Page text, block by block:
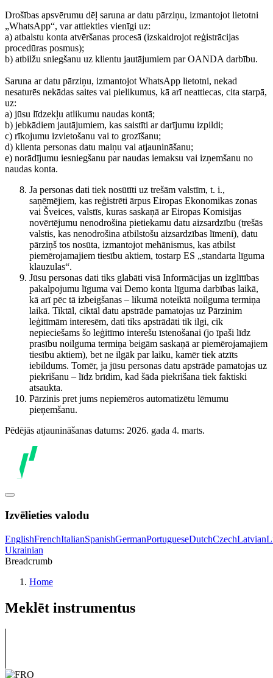
Drošības apsvērumu dēļ saruna ar datu pārziņu, izmantojot lietotni
„WhatsApp“, var attiekties vienīgi uz:
a) atbalstu konta atvēršanas procesā (izskaidrojot reģistrācijas
procedūras posmus);
b) atbilžu sniegšanu uz klientu jautājumiem par OANDA darbību.
Saruna ar datu pārziņu, izmantojot WhatsApp lietotni, nekad
nesaturēs nekādas saites vai pielikumus, kā arī neattiecas, cita starpā,
uz:
a) jūsu līdzekļu atlikumu naudas kontā;
b) jebkādiem jautājumiem, kas saistīti ar darījumu izpildi;
c) rīkojumu izvietošanu vai to grozīšanu;
d) klienta personas datu maiņu vai atjaunināšanu;
e) norādījumu iesniegšanu par naudas iemaksu vai izņemšanu no
naudas konta.
Ja personas dati tiek nosūtīti uz trešām valstīm, t. i.,
saņēmējiem, kas reģistrēti ārpus Eiropas Ekonomikas zonas
vai Šveices, valstīs, kuras saskaņā ar Eiropas Komisijas
novērtējumu nenodrošina pietiekamu datu aizsardzību (trešās
valstis, kas nenodrošina atbilstošu aizsardzības līmeni), datu
pārziņš tos nosūta, izmantojot mehānismus, kas atbilst
piemērojamajiem tiesību aktiem, tostarp ES „standarta līguma
klauzulas“.
Jūsu personas dati tiks glabāti visā Informācijas un izglītības
pakalpojumu līguma vai Demo konta līguma darbības laikā,
kā arī pēc tā izbeigšanas – likumā noteiktā noilguma termiņa
laikā. Tiktāl, ciktāl datu apstrāde pamatojas uz Pārzinim
leģitīmām interesēm, dati tiks apstrādāti tik ilgi, cik
nepieciešams šo leģitīmo interešu īstenošanai (jo īpaši līdz
prasību noilguma termiņa beigām saskaņā ar piemērojamajiem
tiesību aktiem), bet ne ilgāk par laiku, kamēr tiek atzīts
iebildums. Tomēr, ja jūsu personas datu apstrāde pamatojas uz
piekrišanu – līdz brīdim, kad šāda piekrišana tiek faktiski
atsaukta.
Pārzinis pret jums nepiemēros automatizētu lēmumu
pieņemšanu.
Pēdējās atjaunināšanas datums: 2026. gada 4. marts.
Izvēlieties valodu
EnglishFrenchItalianSpanishGermanPortugueseDutchCzechLatvian
Ukrainian
Breadcrumb
Home
Meklēt instrumentus